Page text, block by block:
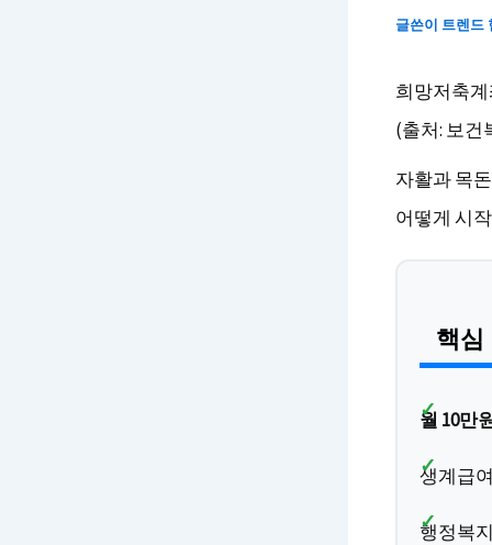
글쓴이 트렌드
희망저축
(출처: 보건
자활과 목
어떻게 시
핵심
월 10만
생계급
행정복